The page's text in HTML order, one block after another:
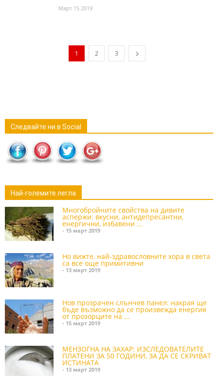
Март 15 2019
1 2 3
Следвайте ни в Social
Най-големите легла
Многобройните свойства на дивите
аспержи: вкусни, антидепресантни,
енергични, избавени ...
- 15 март 2019
Но вижте, най-здравословните хора в света
са все още примитивни
- 13 март 2019
Нов прозрачен слънчев панел: накрая ще
бъде възможно да се произвежда енергия
от прозорците на ...
- 15 март 2019
МЕНЗОГНА НА ЗАХАР: ИЗСЛЕДОВАТЕЛИТЕ
ПЛАТЕНИ ЗА 50 ГОДИНИ, ЗА ДА СЕ СКРИВАТ
ИСТИНАТА
- 13 март 2019